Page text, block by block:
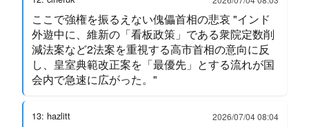
ここで強権を振るえない傀儡首相の悲哀 "インド
外遊中に、維新の「看板政策」である衆院定数削
減法案など2法案を重視する高市首相の意向に反
し、皇室典範改正案を「最優先」とする流れが国
会内で急速に広がった。"
13: hazlitt 2026/07/04 08:04